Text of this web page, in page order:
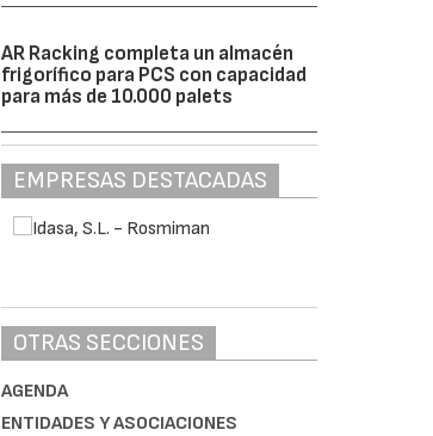
AR Racking completa un almacén
frigorífico para PCS con capacidad
para más de 10.000 palets
EMPRESAS DESTACADAS
OTRAS SECCIONES
AGENDA
ENTIDADES Y ASOCIACIONES